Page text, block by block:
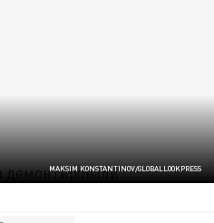
MAKSIM KONSTANTINOV/GLOBALLOOKPRESS